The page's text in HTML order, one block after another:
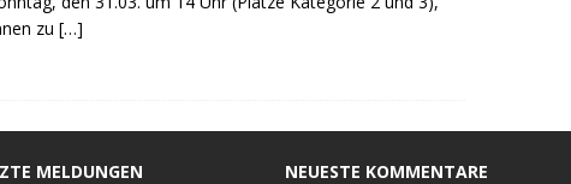
/ Öffentlichkeitsfahndung
BLAULICHTMELDUNGEN
BLAULICHTMELDUNGEN
– Militärischer Übungsplatz Dudenhofen / Speyer
UMWELT
zu […]
MELDUNGEN NEUESTE KOMMENTARE